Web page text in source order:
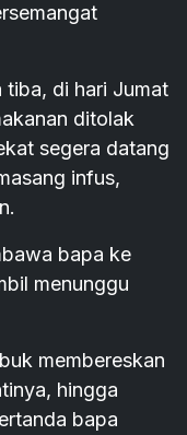
tiba, di hari Jumat
ditolak
segera datang
infus,
bapa ke
menunggu
membereskan
hingga
bapa